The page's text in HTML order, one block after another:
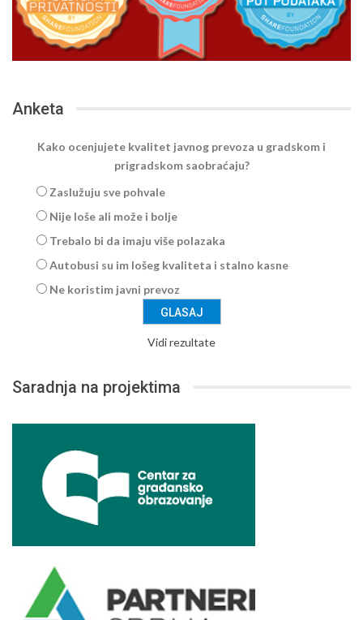
Anketa
Kako ocenjujete kvalitet javnog prevoza u gradskom i
prigradskom saobraćaju?
Zaslužuju sve pohvale
Nije loše ali može i bolje
Trebalo bi da imaju više polazaka
Autobusi su im lošeg kvaliteta i stalno kasne
Ne koristim javni prevoz
Vidi rezultate
Saradnja na projektima